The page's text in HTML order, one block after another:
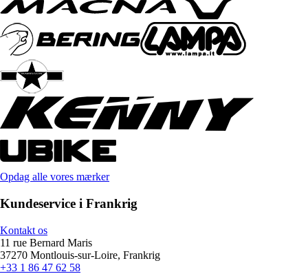
Opdag alle vores mærker
Kundeservice i Frankrig
Kontakt os
11 rue Bernard Maris
37270 Montlouis-sur-Loire, Frankrig
+33 1 86 47 62 58